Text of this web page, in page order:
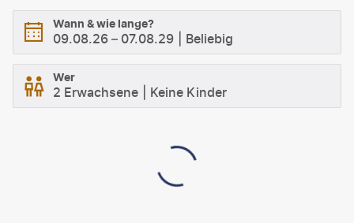
Wann & wie lange?
09.08.26 – 07.08.29 Beliebig
Wer
2 Erwachsene Keine Kinder